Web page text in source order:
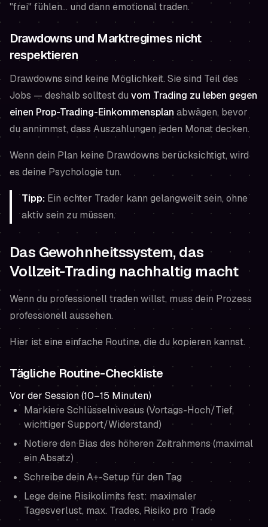
"frei" fühlen… und dann emotional traden.
Drawdowns und Marktregimes nicht
respektieren
Drawdowns sind keine Möglichkeit. Sie sind Teil des
Jobs — deshalb solltest du vom Trading zu leben gegen
einen Prop-Trading-Einkommensplan abwägen, bevor
du annimmst, dass Auszahlungen jeden Monat decken.
Wenn dein Plan keine Drawdowns berücksichtigt, wird
es deine Psychologie tun.
Tipp: Ein echter Trader kann gelangweilt sein, ohne
aktiv sein zu müssen.
Das Gewohnheitssystem, das
Vollzeit-Trading nachhaltig macht
Wenn du professionell traden willst, muss dein Prozess
professionell aussehen.
Hier ist eine einfache Routine, die du kopieren kannst.
Tägliche Routine-Checkliste
Vor der Session (10–15 Minuten)
Markiere Schlüsselniveaus (Vortags-Hoch/Tief,
wichtiger Support/Widerstand)
Notiere den Bias des höheren Zeitrahmens (maximal
ein Absatz)
Schreibe dein A+-Setup für den Tag
Lege deine Risikolimits fest: maximaler
Tagesverlust, max. Trades, Risiko pro Trade